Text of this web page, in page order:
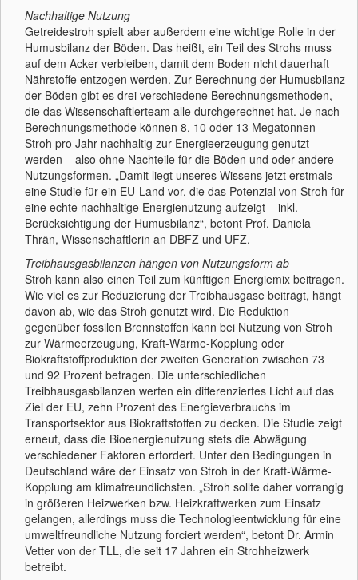
Nachhaltige Nutzung
Getreidestroh spielt aber außerdem eine wichtige Rolle in der
Humusbilanz der Böden. Das heißt, ein Teil des Strohs muss
auf dem Acker verbleiben, damit dem Boden nicht dauerhaft
Nährstoffe entzogen werden. Zur Berechnung der Humusbilanz
der Böden gibt es drei verschiedene Berechnungsmethoden,
die das Wissenschaftlerteam alle durchgerechnet hat. Je nach
Berechnungsmethode können 8, 10 oder 13 Megatonnen
Stroh pro Jahr nachhaltig zur Energieerzeugung genutzt
werden – also ohne Nachteile für die Böden und oder andere
Nutzungsformen. „Damit liegt unseres Wissens jetzt erstmals
eine Studie für ein EU-Land vor, die das Potenzial von Stroh für
eine echte nachhaltige Energienutzung aufzeigt – inkl.
Berücksichtigung der Humusbilanz“, betont Prof. Daniela
Thrän, Wissenschaftlerin an DBFZ und UFZ.
Treibhausgasbilanzen hängen von Nutzungsform ab
Stroh kann also einen Teil zum künftigen Energiemix beitragen.
Wie viel es zur Reduzierung der Treibhausgase beiträgt, hängt
davon ab, wie das Stroh genutzt wird. Die Reduktion
gegenüber fossilen Brennstoffen kann bei Nutzung von Stroh
zur Wärmeerzeugung, Kraft-Wärme-Kopplung oder
Biokraftstoffproduktion der zweiten Generation zwischen 73
und 92 Prozent betragen. Die unterschiedlichen
Treibhausgasbilanzen werfen ein differenziertes Licht auf das
Ziel der EU, zehn Prozent des Energieverbrauchs im
Transportsektor aus Biokraftstoffen zu decken. Die Studie zeigt
erneut, dass die Bioenergienutzung stets die Abwägung
verschiedener Faktoren erfordert. Unter den Bedingungen in
Deutschland wäre der Einsatz von Stroh in der Kraft-Wärme-
Kopplung am klimafreundlichsten. „Stroh sollte daher vorrangig
in größeren Heizwerken bzw. Heizkraftwerken zum Einsatz
gelangen, allerdings muss die Technologieentwicklung für eine
umweltfreundliche Nutzung forciert werden“, betont Dr. Armin
Vetter von der TLL, die seit 17 Jahren ein Strohheizwerk
betreibt.